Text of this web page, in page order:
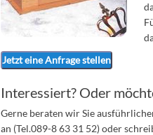
Jetzt eine Anfrage stellen
Interessiert? Oder
Gerne beraten wir Sie
an (Tel.089-8 63 31 52) oder